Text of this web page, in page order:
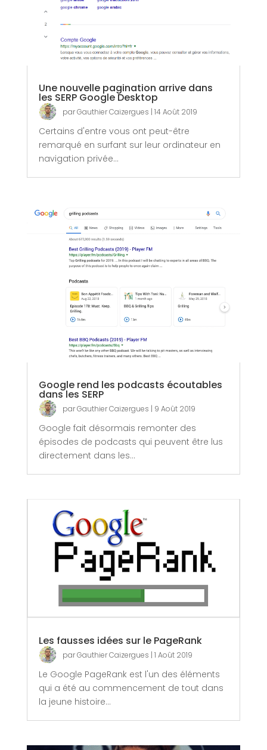
Une nouvelle pagination arrive dans
les SERP Google Desktop
parGauthier Caizergues | 14 Août 2019
Certains d'entre vous ont peut-être
remarqué en surfant sur leur ordinateur en
navigation privée...
Google rend les podcasts écoutables
dans les SERP
parGauthier Caizergues | 9 Août 2019
Google fait désormais remonter des
épisodes de podcasts qui peuvent être lus
directement dans les...
Les fausses idées sur le PageRank
parGauthier Caizergues | 1 Août 2019
Le Google PageRank est l'un des éléments
qui a été au commencement de tout dans
la jeune histoire...